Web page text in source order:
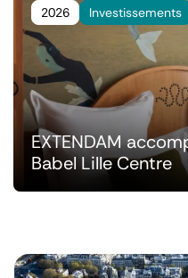
2026 Investissements
EXTENDAM
Babel Lille Centre